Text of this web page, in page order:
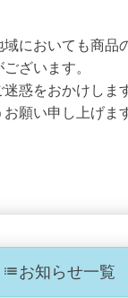
域においても商品
ざいます。
惑をおかけしま
願い申し上げま
listお知らせ一覧